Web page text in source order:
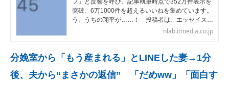
フ」と反響を呼び、記事執筆時点で352万件表示を
突破、6万1000件を超えるいいねを集めています。
う、うちの翔平が……！ 投稿者は、エッセイス…
nlab.itmedia.co.jp
分娩室から「もう産まれる」とLINEした妻→1分
後、夫から“まさかの返信” 「だめww」「面白す